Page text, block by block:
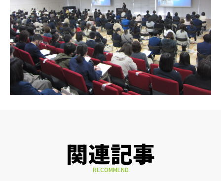
関連記事
RECOMMEND